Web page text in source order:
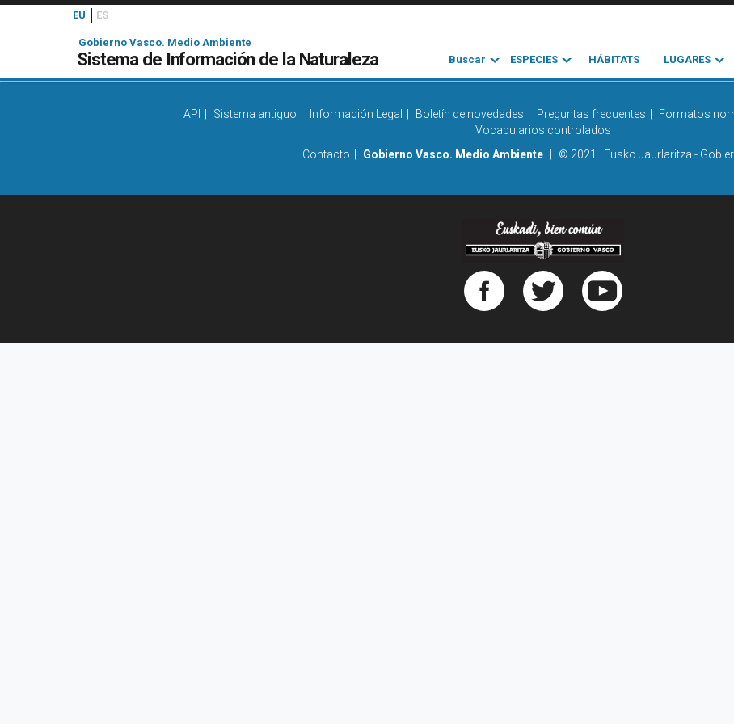
EU ES
Gobierno Vasco. Medio Ambiente
Sistema de Información de la Naturaleza Buscar ESPECIES HÁBITATS LUGARES
API Sistema antiguo Información Legal Boletín de novedades Preguntas frecuentes Formatos
Vocabularios controlados
Contacto
Gobierno Vasco. Medio Ambiente © 2021 · Eusko Jaurlaritza -